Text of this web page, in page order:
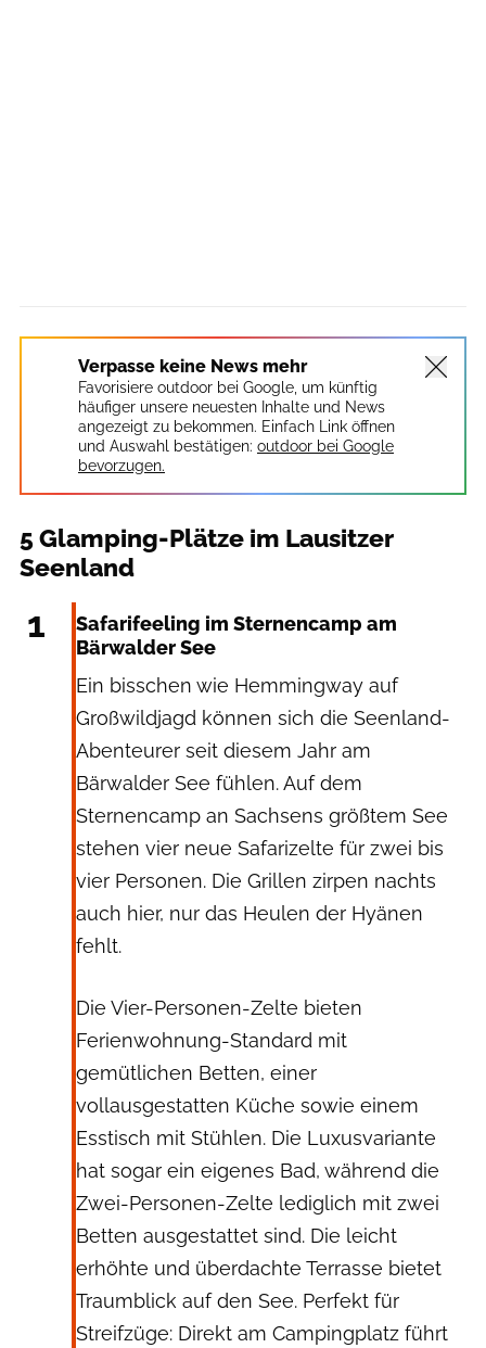
Verpasse keine News mehr
Favorisiere outdoor bei Google, um künftig
häufiger unsere neuesten Inhalte und News
angezeigt zu bekommen. Einfach Link öffnen
und Auswahl bestätigen: outdoor bei Google
bevorzugen.
5 Glamping-Plätze im Lausitzer
Seenland
1
Safarifeeling im Sternencamp am
Bärwalder See
Ein bisschen wie Hemmingway auf
Großwildjagd können sich die Seenland-
Abenteurer seit diesem Jahr am
Bärwalder See fühlen. Auf dem
Sternencamp an Sachsens größtem See
stehen vier neue Safarizelte für zwei bis
vier Personen. Die Grillen zirpen nachts
auch hier, nur das Heulen der Hyänen
fehlt.
Die Vier-Personen-Zelte bieten
Ferienwohnung-Standard mit
gemütlichen Betten, einer
vollausgestatten Küche sowie einem
Esstisch mit Stühlen. Die Luxusvariante
hat sogar ein eigenes Bad, während die
Zwei-Personen-Zelte lediglich mit zwei
Betten ausgestattet sind. Die leicht
erhöhte und überdachte Terrasse bietet
Traumblick auf den See. Perfekt für
Streifzüge: Direkt am Campingplatz führt